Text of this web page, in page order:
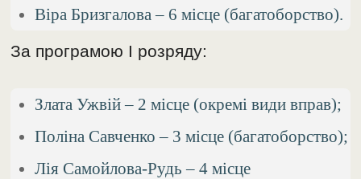
Віра Бризгалова – 6 місце (багатоборство).
За програмою І розряду:
Злата Ужвій – 2 місце (окремі види вправ);
Поліна Савченко – 3 місце (багатоборство);
Лія Самойлова-Рудь – 4 місце